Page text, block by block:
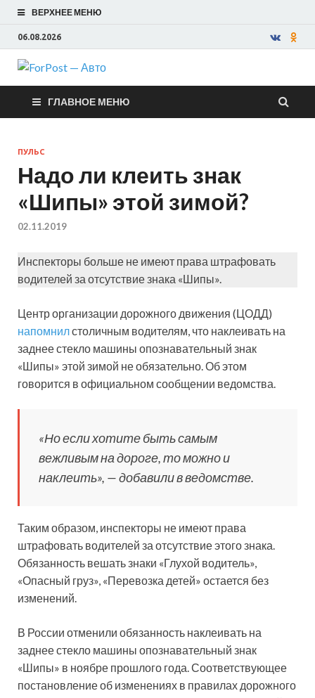
ВЕРХНЕЕ МЕНЮ
06.08.2026
ForPost —
Авто
ГЛАВНОЕ МЕНЮ
ПУЛЬС
Надо ли клеить знак
«Шипы» этой зимой?
02.11.2019
Инспекторы больше не имеют права штрафовать
водителей за отсутствие знака «Шипы».
Центр организации дорожного движения (ЦОДД)
напомнилстоличным водителям, что наклеивать на
заднее стекло машины опознавательный знак
«Шипы» этой зимой не обязательно. Об этом
говорится в официальном сообщении ведомства.
«Но если хотите быть самым
вежливым на дороге, то можно и
наклеить», — добавили в ведомстве.
Таким образом, инспекторы не имеют права
штрафовать водителей за отсутствие этого знака.
Обязанность вешать знаки «Глухой водитель»,
«Опасный груз», «Перевозка детей» остается без
изменений.
В России отменили обязанность наклеивать на
заднее стекло машины опознавательный знак
«Шипы» в ноябре прошлого года. Соответствующее
постановление об изменениях в правилах дорожного